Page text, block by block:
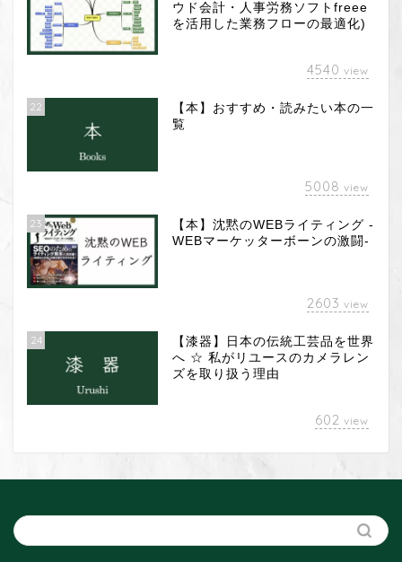
ウド会計・人事労務ソフトfreee
を活用した業務フローの最適化)
4540 view
22
【本】おすすめ・読みたい本の一
覧
5008 view
23
【本】沈黙のWEBライティング -
WEBマーケッターボーンの激闘-
2603 view
24
【漆器】日本の伝統工芸品を世界
へ ☆ 私がリユースのカメラレン
ズを取り扱う理由
602 view
カメラレンズ
漆 器
Web